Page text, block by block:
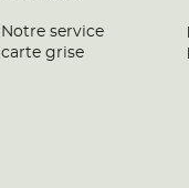
Notre service
carte grise